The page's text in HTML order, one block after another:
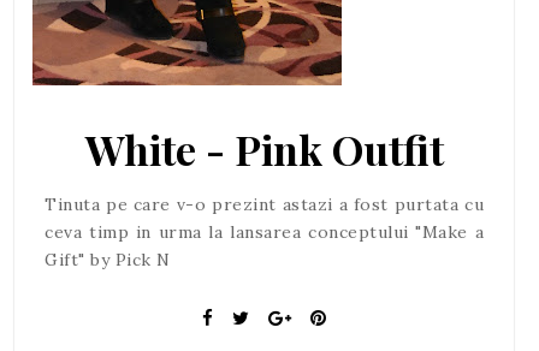
White - Pink Outfit
Tinuta pe care v-o prezint astazi a fost purtata cu
ceva timp in urma la lansarea conceptului "Make a
Gift" by Pick N